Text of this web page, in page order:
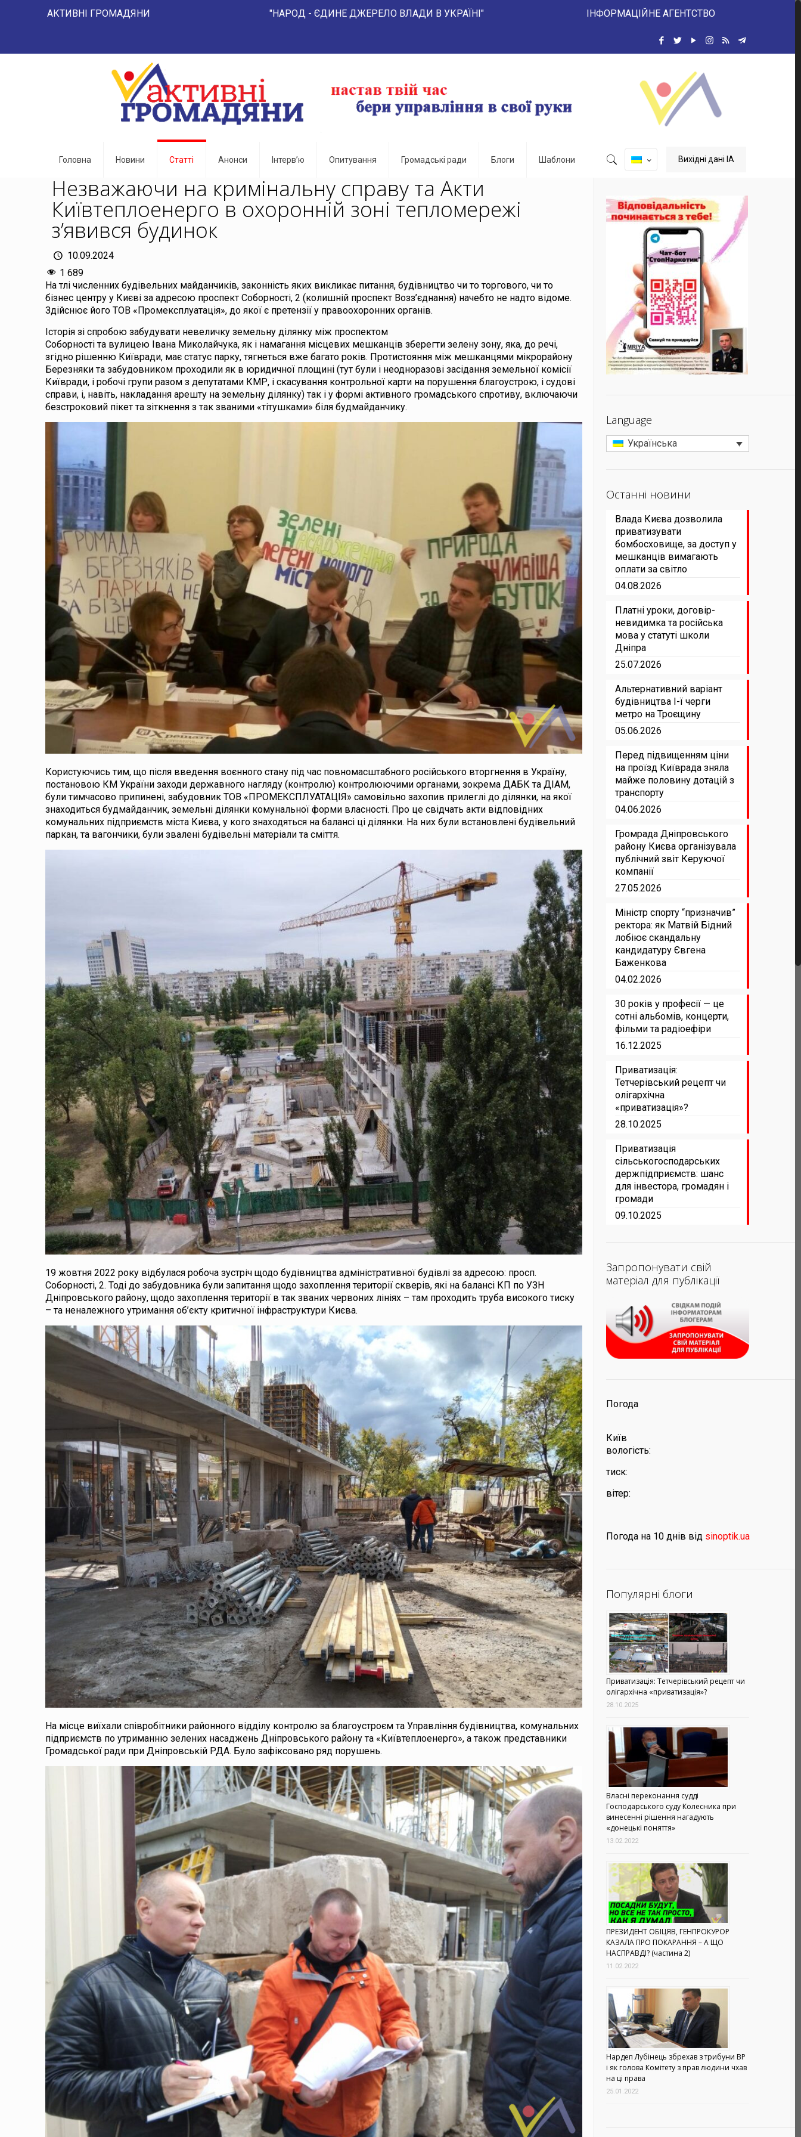
АКТИВНІ ГРОМАДЯНИ "НАРОД - ЄДИНЕ ДЖЕРЕЛО ВЛАДИ В УКРАЇНІ" ІНФОРМАЦІЙНЕ АГЕНТСТВО
Головна Новини Статті Анонси Інтерв’ю Опитування Громадські ради Блоги Шаблони Вихідні дані ІА
Незважаючи на кримінальну справу та Акти
Київтеплоенерго в охоронній зоні тепломережі
з’явився будинок
10.09.2024
1 689
На тлі численних будівельних майданчиків, законність яких викликає питання, будівництво чи то торгового, чи то
бізнес центру у Києві за адресою проспект Соборності, 2 (колишній проспект Возз’єднання) начебто не надто відоме.
Здійснює його ТОВ «Промексплуатація», до якої є претензії у правоохоронних органів.
Історія зі спробою забудувати невеличку земельну ділянку між проспектом
Соборності та вулицею Івана Миколайчука, як і намагання місцевих мешканців зберегти зелену зону, яка, до речі,
згідно рішенню Київради, має статус парку, тягнеться вже багато років. Протистояння між мешканцями мікрорайону
Березняки та забудовником проходили як в юридичної площині (тут були і неодноразові засідання земельної комісії
Київради, і робочі групи разом з депутатами КМР, і скасування контрольної карти на порушення благоустрою, і судові
справи, і, навіть, накладання арешту на земельну ділянку) так і у формі активного громадського спротиву, включаючи
безстроковий пікет та зіткнення з так званими «тітушками» біля будмайданчику.
Користуючись тим, що після введення воєнного стану під час повномасштабного російського вторгнення в Україну,
постановою КМ України заходи державного нагляду (контролю) контролюючими органами, зокрема ДАБК та ДІАМ,
були тимчасово припинені, забудовник ТОВ «ПРОМЕКСПЛУАТАЦІЯ» самовільно захопив прилеглі до ділянки, на якої
знаходиться будмайданчик, земельні ділянки комунальної форми власності. Про це свідчать акти відповідних
комунальних підприємств міста Києва, у кого знаходяться на балансі ці ділянки. На них були встановлені будівельний
паркан, та вагончики, були звалені будівельні матеріали та сміття.
19 жовтня 2022 року відбулася робоча зустріч щодо будівництва адміністративної будівлі за адресою: просп.
Соборності, 2. Тоді до забудовника були запитання щодо захоплення території скверів, які на балансі КП по УЗН
Дніпровського району, щодо захоплення території в так званих червоних лініях – там проходить труба високого тиску
– та неналежного утримання об’єкту критичної інфраструктури Києва.
На місце виїхали співробітники районного відділу контролю за благоустроєм та Управління будівництва, комунальних
підприємств по утриманню зелених насаджень Дніпровського району та «Київтеплоенерго», а також представники
Громадської ради при Дніпровській РДА. Було зафіксовано ряд порушень.
Language
Українська
Останні новини
Влада Києва дозволила
приватизувати
бомбосховище, за доступ у
мешканців вимагають
оплати за світло
04.08.2026
Платні уроки, договір-
невидимка та російська
мова у статуті школи
Дніпра
25.07.2026
Альтернативний варіант
будівництва І-ї черги
метро на Троєщину
05.06.2026
Перед підвищенням ціни
на проїзд Київрада зняла
майже половину дотацій з
транспорту
04.06.2026
Громрада Дніпровського
району Києва організувала
публічний звіт Керуючої
компанії
27.05.2026
Міністр спорту “призначив”
ректора: як Матвій Бідний
лобіює скандальну
кандидатуру Євгена
Баженкова
04.02.2026
30 років у професії — це
сотні альбомів, концерти,
фільми та радіоефіри
16.12.2025
Приватизація:
Тетчерівський рецепт чи
олігархічна
«приватизація»?
28.10.2025
Приватизація
сільськогосподарських
держпідприємств: шанс
для інвестора, громадян і
громади
09.10.2025
Запропонувати свій
матеріал для публікації
Погода
Київ
вологість:
тиск:
вітер:
Погода на 10 днів від sinoptik.ua
Популярні блоги
Приватизація: Тетчерівський рецепт чи
олігархічна «приватизація»?
28.10.2025
Власні переконання судді
Господарського суду Колесника при
винесенні рішення нагадують
«донецькі поняття»
13.02.2022
ПРЕЗИДЕНТ ОБІЦЯВ, ГЕНПРОКУРОР
КАЗАЛА ПРО ПОКАРАННЯ – А ЩО
НАСПРАВДІ? (частина 2)
11.02.2022
Нардеп Лубінець збрехав з трибуни ВР
і як голова Комітету з прав людини чхав
на ці права
25.01.2022